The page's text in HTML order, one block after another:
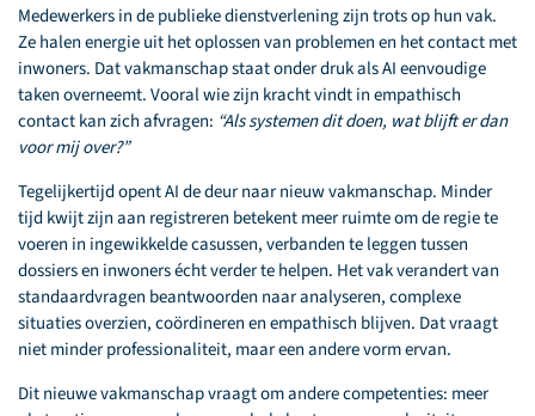
Medewerkers in de publieke dienstverlening zijn trots op hun vak.
Ze halen energie uit het oplossen van problemen en het contact met
inwoners. Dat vakmanschap staat onder druk als AI eenvoudige
taken overneemt. Vooral wie zijn kracht vindt in empathisch
contact kan zich afvragen: “Als systemen dit doen, wat blijft er dan
voor mij over?”
Tegelijkertijd opent AI de deur naar nieuw vakmanschap. Minder
tijd kwijt zijn aan registreren betekent meer ruimte om de regie te
voeren in ingewikkelde casussen, verbanden te leggen tussen
dossiers en inwoners écht verder te helpen. Het vak verandert van
standaardvragen beantwoorden naar analyseren, complexe
situaties overzien, coördineren en empathisch blijven. Dat vraagt
niet minder professionaliteit, maar een andere vorm ervan.
Dit nieuwe vakmanschap vraagt om andere competenties: meer